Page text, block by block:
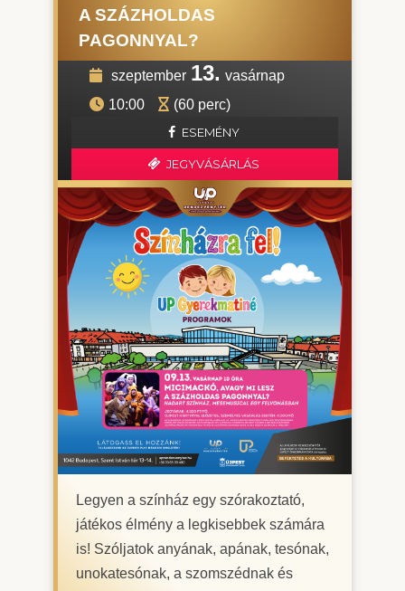
A SZÁZHOLDAS
PAGONNYAL?
szeptember 13. vasárnap
10:00
(60 perc)
ESEMÉNY
JEGYVÁSÁRLÁS
Legyen a színház egy szórakoztató,
játékos élmény a legkisebbek számára
is! Szóljatok anyának, apának, tesónak,
unokatesónak, a szomszédnak és